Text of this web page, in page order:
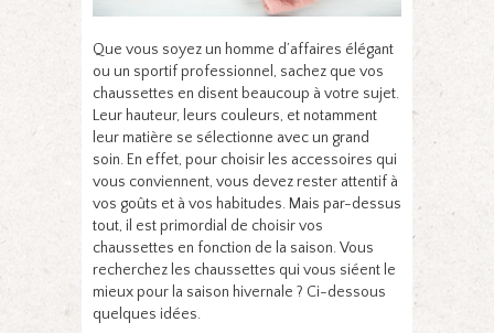
Que vous soyez un homme d’affaires élégant
ou un sportif professionnel, sachez que vos
chaussettes en disent beaucoup à votre sujet.
Leur hauteur, leurs couleurs, et notamment
leur matière se sélectionne avec un grand
soin. En effet, pour choisir les accessoires qui
vous conviennent, vous devez rester attentif à
vos goûts et à vos habitudes. Mais par-dessus
tout, il est primordial de choisir vos
chaussettes en fonction de la saison. Vous
recherchez les chaussettes qui vous siéent le
mieux pour la saison hivernale ? Ci-dessous
quelques idées.